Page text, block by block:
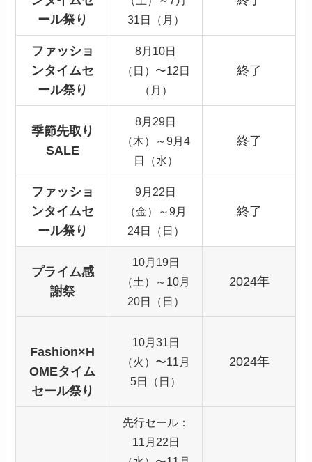
ール祭り
31日（月）
ファッショ
ンタイムセ
ール祭り
8月10日
（日）〜12日
（月）
終了
季節先取り
SALE
8月29日
（木）～9月4
日（水）
終了
ファッショ
ンタイムセ
ール祭り
9月22日
（金）～9月
24日（日）
終了
プライム感
謝祭
10月19日
（土）～10月
20日（日）
2024年
Fashion×H
OMEタイム
セール祭り
10月31日
（火）〜11月
5日（日）
2024年
先行セール：
11月22日